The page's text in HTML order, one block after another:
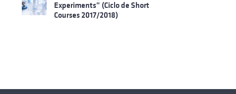
Experiments” (Ciclo de Short
Courses 2017/2018)